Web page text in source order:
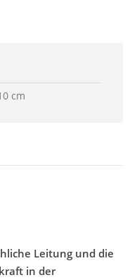
cm
Leitung und die
in der